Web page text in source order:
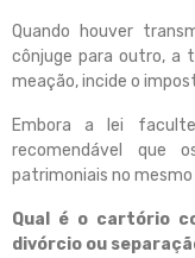
Quando houver
cônjuge para outro, a
meação, incide o
Embora a lei
recomendável que
patrimoniais no
Qual é o cartório
divórcio ou